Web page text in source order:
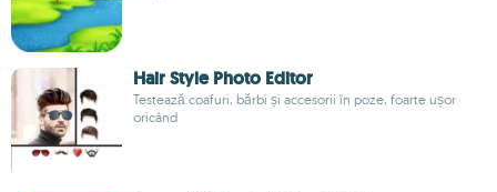
Hair Style Photo Editor
Testează coafuri, bărbi și accesorii în poze, foarte ușor
oricând